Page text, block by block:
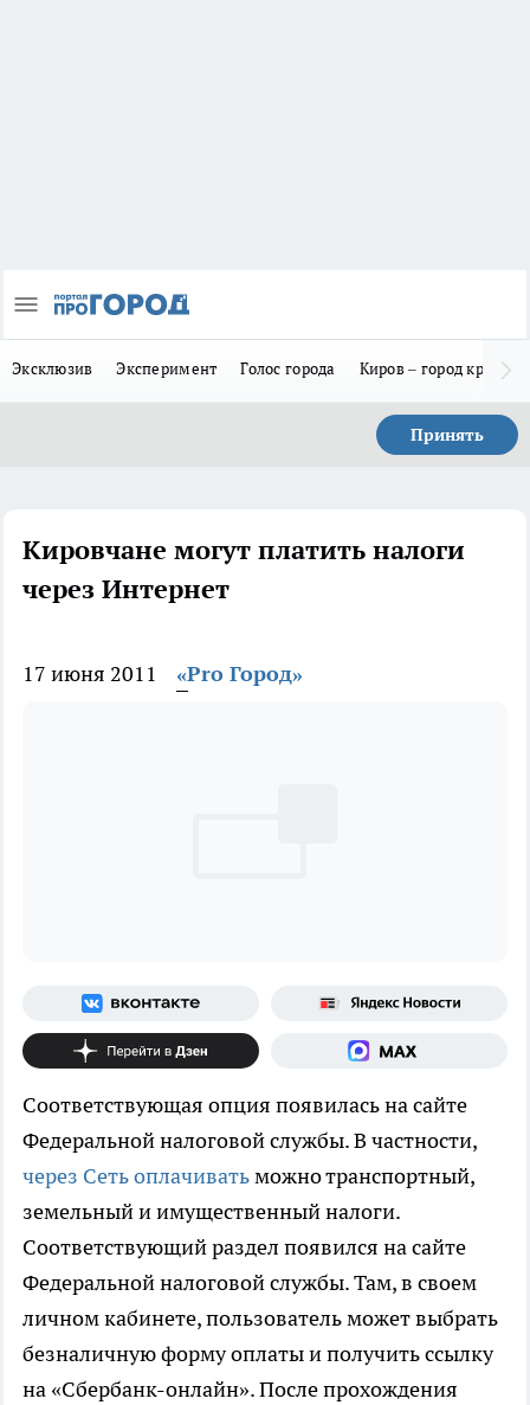
Эксклюзив Эксперимент Голос города Киров – город
Принять
Кировчане могут платить налоги
через Интернет
17 июня 2011 «Pro Город»
Соответствующая опция появилась на сайте
Федеральной налоговой службы.В частности,
через Сеть оплачиватьможно транспортный,
земельный и имущественный налоги.
Соответствующий раздел появился на сайте
Федеральной налоговой службы. Там, в своем
личном кабинете, пользователь может выбрать
безналичную форму оплаты и получить ссылку
на «Сбербанк-онлайн». После прохождения